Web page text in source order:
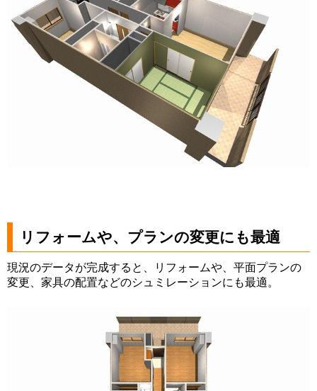
リフォームや、プランの変更にも最適
現況のデータが完成すると、リフォームや、平面プランの
変更、家具の配置などのシュミレーションにも最適。